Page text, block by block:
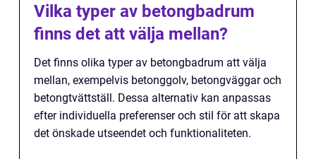
Vilka typer av betongbadrum
finns det att välja mellan?
Det finns olika typer av betongbadrum att välja
mellan, exempelvis betonggolv, betongväggar och
betongtvättställ. Dessa alternativ kan anpassas
efter individuella preferenser och stil för att skapa
det önskade utseendet och funktionaliteten.